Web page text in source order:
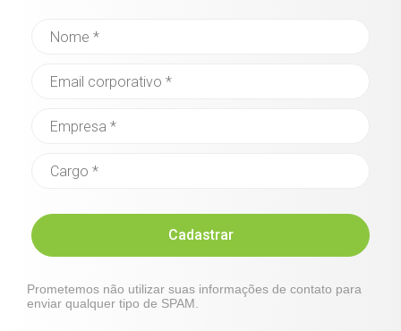
Cadastrar
Prometemos não utilizar suas informações de contato para
enviar qualquer tipo de SPAM.